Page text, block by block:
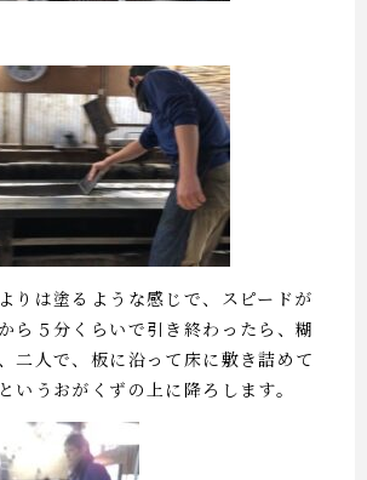
りは塗るような感じで、スピードが
ら５分くらいで引き終わったら、糊
二人で、板に沿って床に敷き詰めて
いうおがくずの上に降ろします。